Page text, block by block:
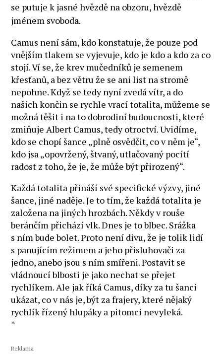
se putuje k jasné hvězdě na obzoru, hvězdě
jménem svoboda.
Camus není sám, kdo konstatuje, že pouze pod
vnějším tlakem se vyjevuje, kdo je kdo a kdo za co
stojí. Ví se, že krev mučedníků je semenem
křesťanů, a bez větru že se ani list na stromě
nepohne. Když se tedy nyní zvedá vítr, a do
našich končin se rychle vrací totalita, můžeme se
možná těšit i na to dobrodiní budoucnosti, které
zmiňuje Albert Camus, tedy otroctví. Uvidíme,
kdo se chopí šance „plně osvědčit, co v něm je“,
kdo jsa „opovržený, štvaný, utlačovaný pocítí
radost z toho, že je, že může být přirozený“.
Každá totalita přináší své specifické výzvy, jiné
šance, jiné naděje. Je to tím, že každá totalita je
založena na jiných hrozbách. Někdy v rouše
beránčím přichází vlk. Dnes je to blbec. Srážka
s ním bude bolet. Proto není divu, že je tolik lidí
s panujícím režimem a jeho přisluhovači za
jedno, anebo jsou s ním smířeni. Postavit se
vládnoucí blbosti je jako nechat se přejet
rychlíkem. Ale jak říká Camus, díky za tu šanci
ukázat, co v nás je, být za frajery, které nějaký
rychlík řízený hlupáky a pitomci nevyleká.
*
Reklama